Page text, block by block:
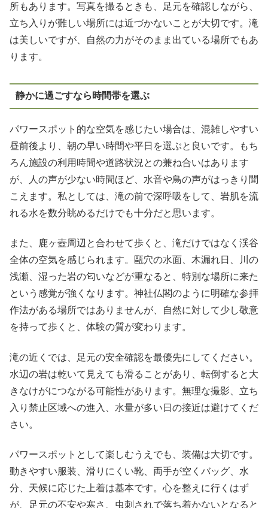
所もあります。写真を撮るときも、足元を確認しながら、
立ち入りが難しい場所には近づかないことが大切です。滝
は美しいですが、自然の力がそのまま出ている場所でもあ
ります。
静かに過ごすなら時間帯を選ぶ
パワースポット的な空気を感じたい場合は、混雑しやすい
昼前後より、朝の早い時間や平日を選ぶと良いです。もち
ろん施設の利用時間や道路状況との兼ね合いはあります
が、人の声が少ない時間ほど、水音や鳥の声がはっきり聞
こえます。私としては、滝の前で深呼吸をして、岩肌を流
れる水を数分眺めるだけでも十分だと思います。
また、鹿ヶ壺周辺と合わせて歩くと、滝だけではなく渓谷
全体の空気を感じられます。甌穴の水面、木漏れ日、川の
浅瀬、湿った岩の匂いなどが重なると、特別な場所に来た
という感覚が強くなります。神社仏閣のように明確な参拝
作法がある場所ではありませんが、自然に対して少し敬意
を持って歩くと、体験の質が変わります。
滝の近くでは、足元の安全確認を最優先にしてください。
水辺の岩は乾いて見えても滑ることがあり、転倒すると大
きなけがにつながる可能性があります。無理な撮影、立ち
入り禁止区域への進入、水量が多い日の接近は避けてくだ
さい。
パワースポットとして楽しむうえでも、装備は大切です。
動きやすい服装、滑りにくい靴、両手が空くバッグ、水
分、天候に応じた上着は基本です。心を整えに行くはず
が、足元の不安や寒さ、虫刺されで落ち着かないとなると